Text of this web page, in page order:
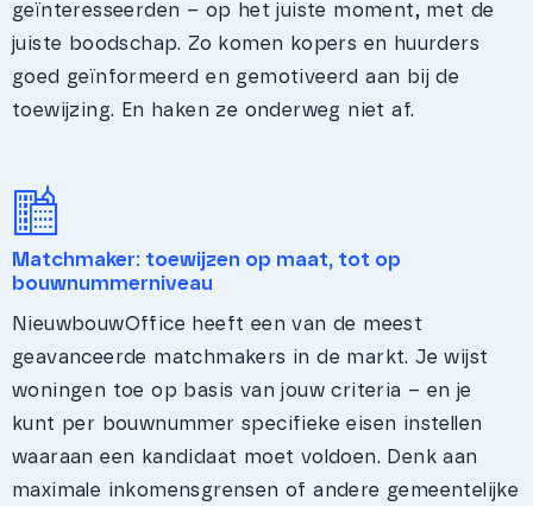
geïnteresseerden – op het juiste moment, met de
juiste boodschap. Zo komen kopers en huurders
goed geïnformeerd en gemotiveerd aan bij de
toewijzing. En haken ze onderweg niet af.
Matchmaker: toewijzen op maat, tot op
bouwnummerniveau
NieuwbouwOffice heeft een van de meest
geavanceerde matchmakers in de markt. Je wijst
woningen toe op basis van jouw criteria – en je
kunt per bouwnummer specifieke eisen instellen
waaraan een kandidaat moet voldoen. Denk aan
maximale inkomensgrensen of andere gemeentelijke